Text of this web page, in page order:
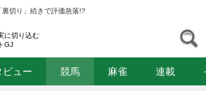
裏切り」続きで評価急落!?
に切り込む
GJ
ビュー 競馬 麻雀 連載